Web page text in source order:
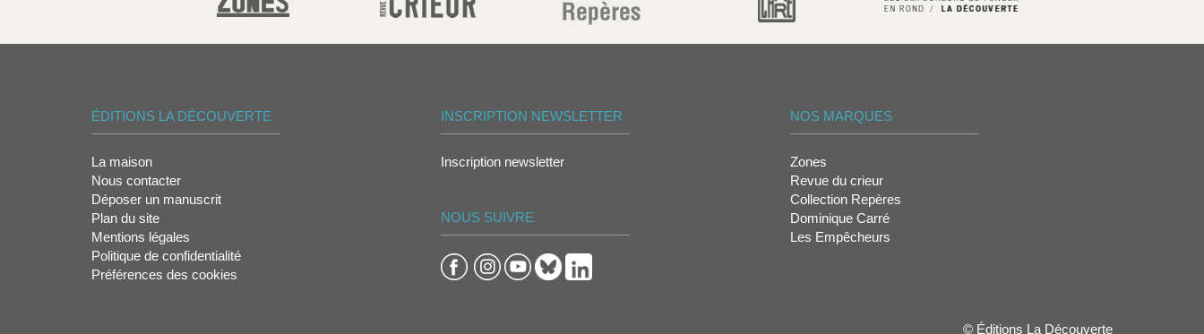
ÉDITIONS LA DÉCOUVERTE
La maison
Nous contacter
Déposer un manuscrit
Plan du site
Mentions légales
Politique de confidentialité
Préférences des cookies
INSCRIPTION NEWSLETTER
Inscription newsletter
NOUS SUIVRE
NOS MARQUES
Zones
Revue du crieur
Collection Repères
Dominique Carré
Les Empêcheurs
© Éditions La Découverte